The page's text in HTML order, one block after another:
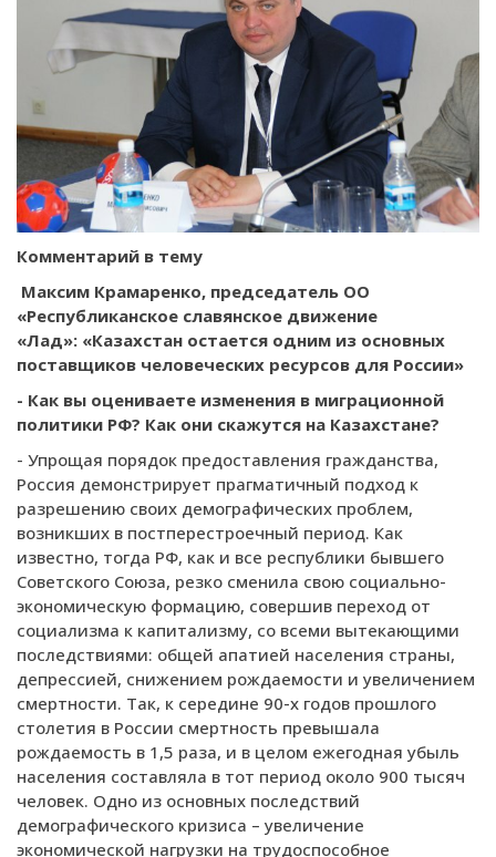
Комментарий в тему
Максим Крамаренко, председатель ОО
«Республиканское славянское движение
«Лад»: «Казахстан остается одним из основных
поставщиков человеческих ресурсов для России»
- Как вы оцениваете изменения в миграционной
политики РФ? Как они скажутся на Казахстане?
- Упрощая порядок предоставления гражданства,
Россия демонстрирует прагматичный подход к
разрешению своих демографических проблем,
возникших в постперестроечный период. Как
известно, тогда РФ, как и все республики бывшего
Советского Союза, резко сменила свою социально-
экономическую формацию, совершив переход от
социализма к капитализму, со всеми вытекающими
последствиями: общей апатией населения страны,
депрессией, снижением рождаемости и увеличением
смертности. Так, к середине 90-х годов прошлого
столетия в России смертность превышала
рождаемость в 1,5 раза, и в целом ежегодная убыль
населения составляла в тот период около 900 тысяч
человек. Одно из основных последствий
демографического кризиса – увеличение
экономической нагрузки на трудоспособное